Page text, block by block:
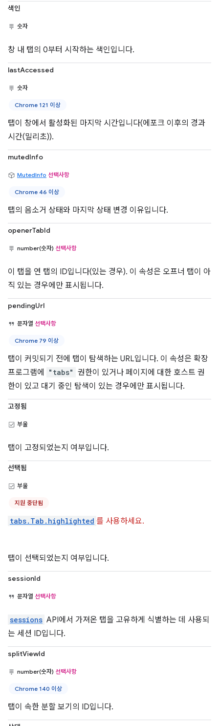
색인
숫자
창 내 탭의 0부터 시작하는 색인입니다.
lastAccessed
숫자
Chrome 121 이상
탭이 창에서 활성화된 마지막 시간입니다(에포크 이후의 경과
시간(밀리초)).
mutedInfo
MutedInfo 선택사항
Chrome 46 이상
탭의 음소거 상태와 마지막 상태 변경 이유입니다.
openerTabId
number(숫자) 선택사항
이 탭을 연 탭의 ID입니다(있는 경우). 이 속성은 오프너 탭이 아
직 있는 경우에만 표시됩니다.
pendingUrl
문자열 선택사항
Chrome 79 이상
탭이 커밋되기 전에 탭이 탐색하는 URL입니다. 이 속성은 확장
프로그램에
"tabs" 권한이 있거나 페이지에 대한 호스트 권
한이 있고 대기 중인 탐색이 있는 경우에만 표시됩니다.
고정됨
부울
탭이 고정되었는지 여부입니다.
선택됨
부울
지원 중단됨
tabs.Tab.highlighted 를 사용하세요.
탭이 선택되었는지 여부입니다.
sessionId
문자열 선택사항
sessions API에서 가져온 탭을 고유하게 식별하는 데 사용되
는 세션 ID입니다.
splitViewId
number(숫자) 선택사항
Chrome 140 이상
탭이 속한 분할 보기의 ID입니다.